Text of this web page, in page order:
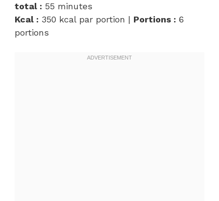
total : 55 minutes
Kcal : 350 kcal par portion | Portions : 6
portions